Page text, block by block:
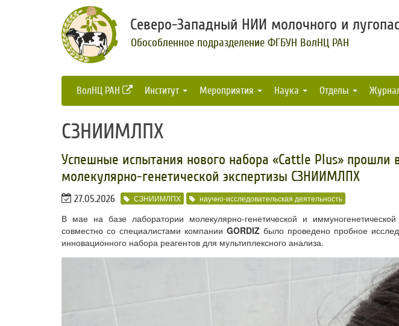
Северо-Западный НИИ молочного и
Обособленное подразделение ФГБУН ВолНЦ РАН
ВолНЦ РАН Институт Мероприятия Наука Отделы
СЗНИИМЛПХ
Успешные испытания нового набора «Cattle Plus» прошли
молекулярно-генетической экспертизы СЗНИИМЛПХ
27.05.2026 СЗНИИМЛПХ научно-исследовательская деятельность
В мае на базе лаборатории молекулярно-генетической и
совместно со специалистами компании GORDIZ было проведено пробное
инновационного набора реагентов для мультиплексного анализа.